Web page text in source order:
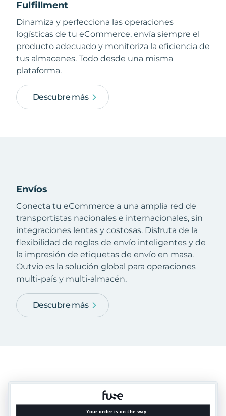
Fulfillment
Dinamiza y perfecciona las operaciones
logísticas de tu eCommerce, envía siempre el
producto adecuado y monitoriza la eficiencia de
tus almacenes. Todo desde una misma
plataforma.
Descubre más
Envíos
Conecta tu eCommerce a una amplia red de
transportistas nacionales e internacionales, sin
integraciones lentas y costosas. Disfruta de la
flexibilidad de reglas de envío inteligentes y de
la impresión de etiquetas de envío en masa.
Outvio es la solución global para operaciones
multi-país y multi-almacén.
Descubre más